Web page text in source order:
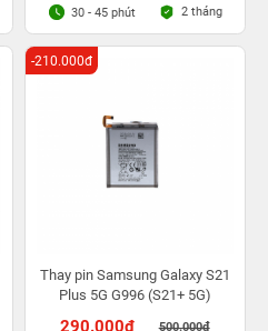
30 - 45 phút 2 tháng
Thay pin Samsung Galaxy S21
Plus 5G G996 (S21+ 5G)
290.000đ 500.000đ
-210.000đ